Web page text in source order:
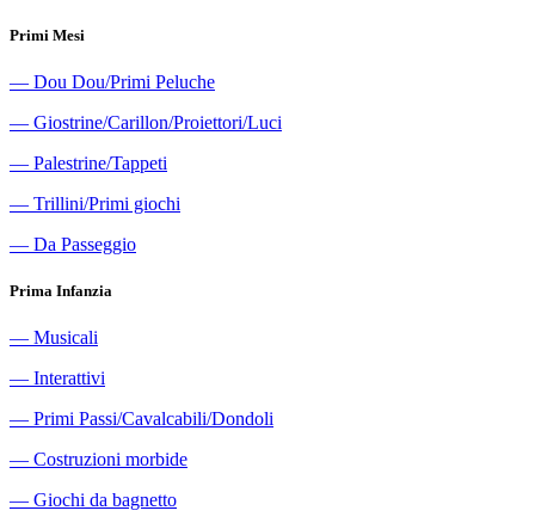
Primi Mesi
― Dou Dou/Primi Peluche
― Giostrine/Carillon/Proiettori/Luci
― Palestrine/Tappeti
― Trillini/Primi giochi
― Da Passeggio
Prima Infanzia
― Musicali
― Interattivi
― Primi Passi/Cavalcabili/Dondoli
― Costruzioni morbide
― Giochi da bagnetto